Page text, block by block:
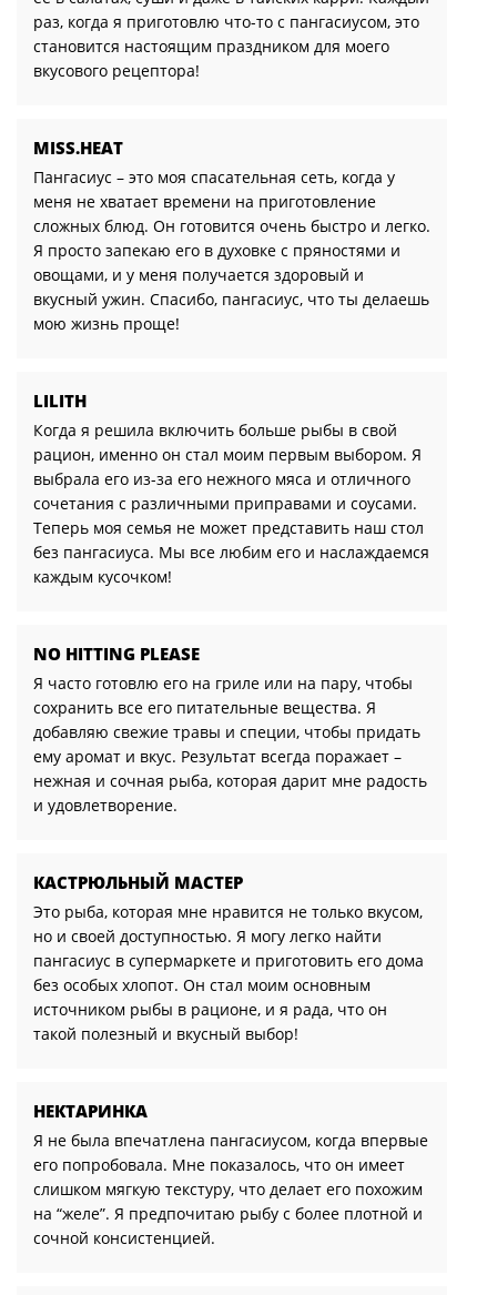
раз, когда я приготовлю что-то с пангасиусом, это
становится настоящим праздником для моего
вкусового рецептора!
MISS.HEAT
Пангасиус – это моя спасательная сеть, когда у
меня не хватает времени на приготовление
сложных блюд. Он готовится очень быстро и легко.
Я просто запекаю его в духовке с пряностями и
овощами, и у меня получается здоровый и
вкусный ужин. Спасибо, пангасиус, что ты делаешь
мою жизнь проще!
LILITH
Когда я решила включить больше рыбы в свой
рацион, именно он стал моим первым выбором. Я
выбрала его из-за его нежного мяса и отличного
сочетания с различными приправами и соусами.
Теперь моя семья не может представить наш стол
без пангасиуса. Мы все любим его и наслаждаемся
каждым кусочком!
NO HITTING PLEASE
Я часто готовлю его на гриле или на пару, чтобы
сохранить все его питательные вещества. Я
добавляю свежие травы и специи, чтобы придать
ему аромат и вкус. Результат всегда поражает –
нежная и сочная рыба, которая дарит мне радость
и удовлетворение.
КАСТРЮЛЬНЫЙ МАСТЕР
Это рыба, которая мне нравится не только вкусом,
но и своей доступностью. Я могу легко найти
пангасиус в супермаркете и приготовить его дома
без особых хлопот. Он стал моим основным
источником рыбы в рационе, и я рада, что он
такой полезный и вкусный выбор!
НЕКТАРИНКА
Я не была впечатлена пангасиусом, когда впервые
его попробовала. Мне показалось, что он имеет
слишком мягкую текстуру, что делает его похожим
на “желе”. Я предпочитаю рыбу с более плотной и
сочной консистенцией.